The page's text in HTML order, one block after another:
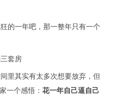
的一年吧，那一整年只有一个
里其实有太多次想要放弃，但
一个感悟： 花一年自己逼自己